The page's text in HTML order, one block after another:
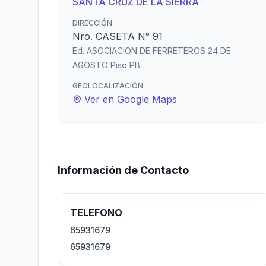
DIRECCIÓN
Nro. CASETA N° 91
Ed. ASOCIACION DE FERRETEROS 24 DE
AGOSTO Piso PB
GEOLOCALIZACIÓN
Ver en Google Maps
Información de Contacto
TELEFONO
65931679
65931679